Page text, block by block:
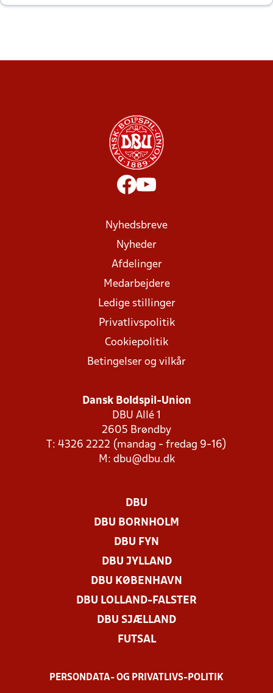
altid til efter kampe?
Nyhedsbreve
Nyheder
Afdelinger
Medarbejdere
Ledige stillinger
Privatlivspolitik
Cookiepolitik
Betingelser og vilkår
Dansk Boldspil-Union
DBU Allé 1
2605 Brøndby
T: 4326 2222 (mandag - fredag 9-16)
M: dbu@dbu.dk
DBU
DBU BORNHOLM
DBU FYN
DBU JYLLAND
DBU KØBENHAVN
DBU LOLLAND-FALSTER
DBU SJÆLLAND
FUTSAL
PERSONDATA- OG PRIVATLIVS-POLITIK